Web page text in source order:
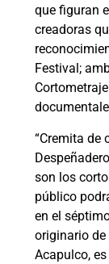
que figuran
creadoras
Festival;
“Cremita de
son los
público
en el
originario de
Acapulco,